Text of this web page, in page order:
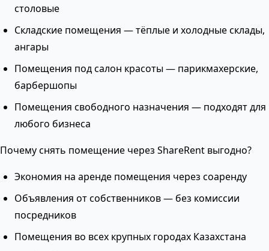
столовые
Складские помещения — тёплые и холодные склады,
ангары
Помещения под салон красоты — парикмахерские,
барбершопы
Помещения свободного назначения — подходят для
любого бизнеса
Почему снять помещение через ShareRent выгодно?
Экономия на аренде помещения через соаренду
Объявления от собственников — без комиссии
посредников
Помещения во всех крупных городах Казахстана